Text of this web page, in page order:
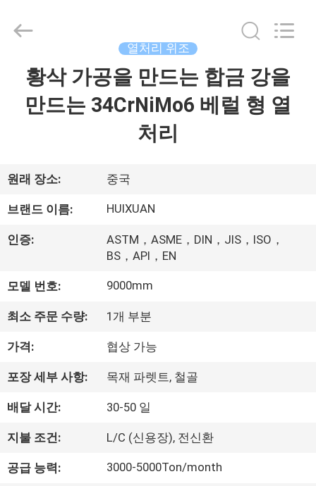
동
영
우
리
하
여
2026
JIANGSU
ENERGY
EQUIPMENT
열처리 위조
황삭 가공을 만드는 합금 강을
만드는 34CrNiMo6 베럴 형 열
처리
원래 장소: 중국
브랜드 이름: HUIXUAN
인증:
ASTM，ASME，DIN，JIS，ISO，
BS，API，EN
모델 번호: 9000mm
최소 주문 수량: 1개 부분
가격: 협상 가능
포장 세부 사항: 목재 파렛트, 철골
배달 시간: 30-50 일
지불 조건: L/C (신용장), 전신환
공급 능력: 3000-5000Ton/month